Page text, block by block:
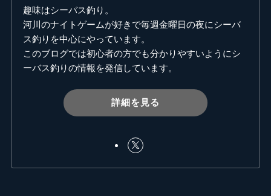
趣味はシーバス釣り。
河川のナイトゲームが好きで毎週金曜日の夜にシーバ
ス釣りを中心にやっています。
このブログでは初心者の方でも分かりやすいようにシ
ーバス釣りの情報を発信しています。
詳細を見る